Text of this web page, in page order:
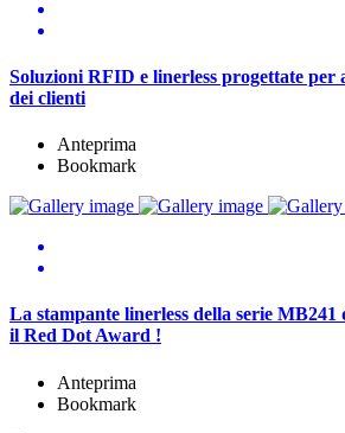
Soluzioni RFID e linerless progettate per
dei clienti
Anteprima
Bookmark
La stampante linerless della serie
il Red Dot Award !
Anteprima
Bookmark